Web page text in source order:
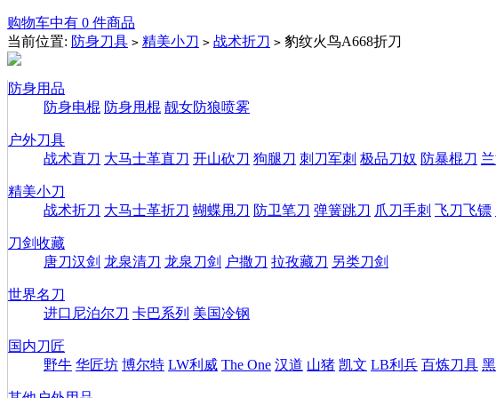
购物车中有 0 件商品
当前位置: 防身刀具 > 精美小刀 > 战术折刀 > 豹纹火鸟A668折刀
防身用品
防身电棍 防身甩棍 靓女防狼喷雾
户外刀具
战术直刀 大马士革直刀 开山砍刀 狗腿刀 刺刀军刺 极品刀奴 防暴棍刀
精美小刀
战术折刀 大马士革折刀 蝴蝶甩刀 防卫笔刀 弹簧跳刀 爪刀手刺 飞刀飞镖
刀剑收藏
唐刀汉剑 龙泉清刀 龙泉刀剑 户撒刀 拉孜藏刀 另类刀剑
世界名刀
进口尼泊尔刀 卡巴系列 美国冷钢
国内刀匠
野牛 华匠坊 博尔特 LW利威 The One 汉道 山猪 凯文 LB利兵 百炼刀具